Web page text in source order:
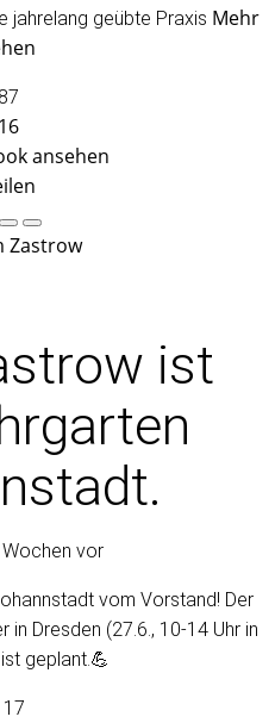
jahrelang geübte Praxis Mehr
87
16
ansehen
ist
vor
vom Vorstand! Der
Dresden (27.6., 10-14 Uhr in
geplant.💪